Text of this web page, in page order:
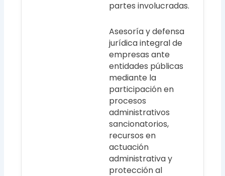
partes involucradas.
Asesoría y defensa
jurídica integral de
empresas ante
entidades públicas
mediante la
participación en
procesos
administrativos
sancionatorios,
recursos en
actuación
administrativa y
protección al